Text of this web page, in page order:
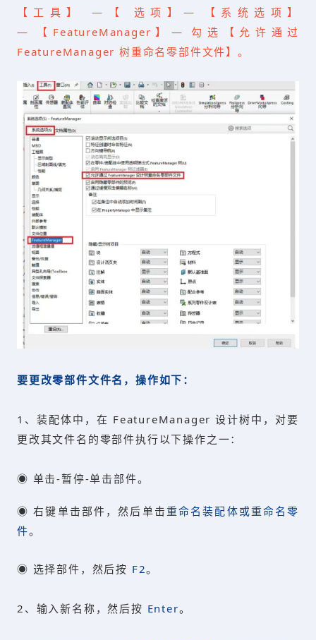
【工具】 —【 选项】— 【系统选项】
— 【FeatureManager】— 勾选【允许通过
FeatureManager 树重命名零部件文件】。
要更改零部件文件名，操作如下：
1、装配体中，在 FeatureManager 设计树中，对要
更改其文件名的零部件执行以下操作之一：
◉ 单击-暂停-单击部件。
◉ 右键单击部件，然后单击重命名装配体或重命名零
件。
◉ 选择部件，然后按 F2。
2、输入新名称，然后按 Enter。